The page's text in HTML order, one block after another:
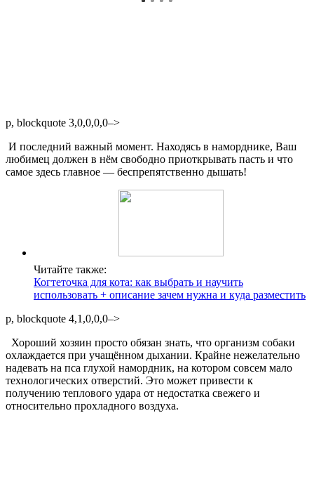
p, blockquote 3,0,0,0,0–>
И последний важный момент. Находясь в наморднике, Ваш
любимец должен в нём свободно приоткрывать пасть и что
самое здесь главное — беспрепятственно дышать!
Читайте также:
Когтеточка для кота: как выбрать и научить
использовать + описание зачем нужна и куда разместить
p, blockquote 4,1,0,0,0–>
Хороший хозяин просто обязан знать, что организм собаки
охлаждается при учащённом дыхании. Крайне нежелательно
надевать на пса глухой намордник, на котором совсем мало
технологических отверстий. Это может привести к
получению теплового удара от недостатка свежего и
относительно прохладного воздуха.